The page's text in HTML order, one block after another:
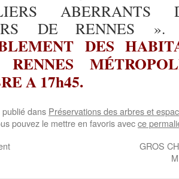
ABERRANTS
DE RENNES
DES
RENNES
A 17h45.
dans Préservations des arbres et
pouvez le mettre en favoris avecce
GROS